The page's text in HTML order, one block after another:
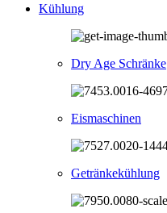
Kühlung
Dry Age Schränke
Eismaschinen
Getränkekühlung